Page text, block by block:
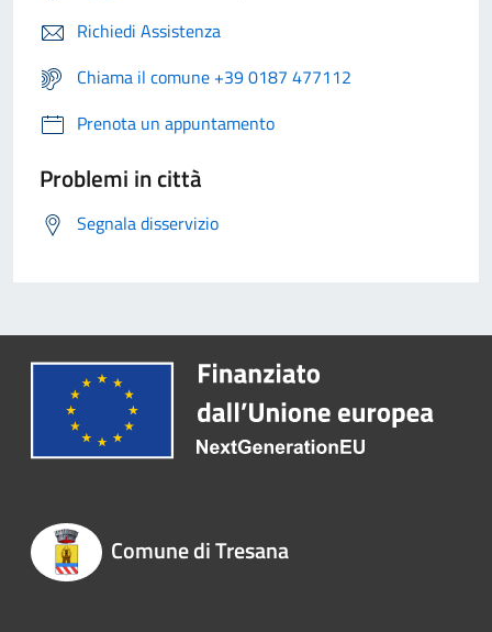
Richiedi Assistenza
Chiama il comune +39 0187 477112
Prenota un appuntamento
Problemi in città
Segnala disservizio
Comune di Tresana